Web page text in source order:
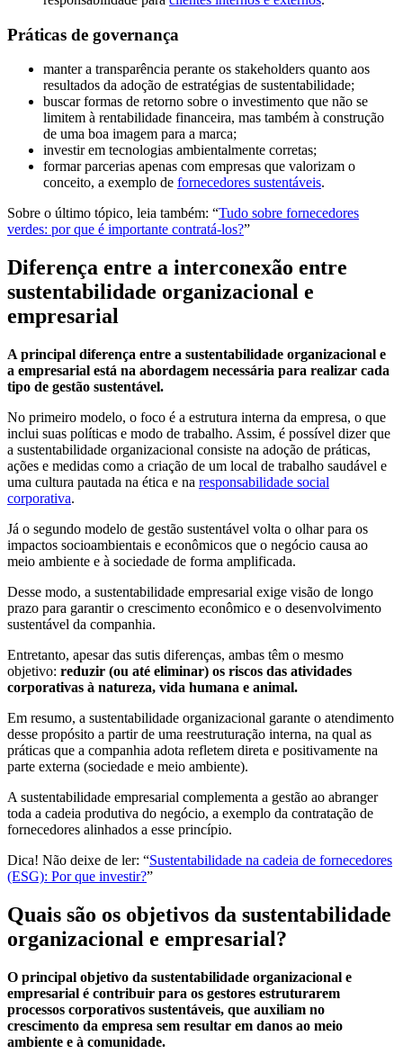
Práticas de governança
manter a transparência perante os stakeholders quanto aos
resultados da adoção de estratégias de sustentabilidade;
buscar formas de retorno sobre o investimento que não se
limitem à rentabilidade financeira, mas também à construção
de uma boa imagem para a marca;
investir em tecnologias ambientalmente corretas;
formar parcerias apenas com empresas que valorizam o
conceito, a exemplo de fornecedores sustentáveis.
Sobre o último tópico, leia também: “Tudo sobre fornecedores
verdes: por que é importante contratá-los?”
Diferença entre a interconexão entre
sustentabilidade organizacional e
empresarial
A principal diferença entre a sustentabilidade organizacional e
a empresarial está na abordagem necessária para realizar cada
tipo de gestão sustentável.
No primeiro modelo, o foco é a estrutura interna da empresa, o que
inclui suas políticas e modo de trabalho. Assim, é possível dizer que
a sustentabilidade organizacional consiste na adoção de práticas,
ações e medidas como a criação de um local de trabalho saudável e
uma cultura pautada na ética e na responsabilidade social
corporativa.
Já o segundo modelo de gestão sustentável volta o olhar para os
impactos socioambientais e econômicos que o negócio causa ao
meio ambiente e à sociedade de forma amplificada.
Desse modo, a sustentabilidade empresarial exige visão de longo
prazo para garantir o crescimento econômico e o desenvolvimento
sustentável da companhia.
Entretanto, apesar das sutis diferenças, ambas têm o mesmo
objetivo: reduzir (ou até eliminar) os riscos das atividades
corporativas à natureza, vida humana e animal.
Em resumo, a sustentabilidade organizacional garante o atendimento
desse propósito a partir de uma reestruturação interna, na qual as
práticas que a companhia adota refletem direta e positivamente na
parte externa (sociedade e meio ambiente).
A sustentabilidade empresarial complementa a gestão ao abranger
toda a cadeia produtiva do negócio, a exemplo da contratação de
fornecedores alinhados a esse princípio.
Dica! Não deixe de ler: “Sustentabilidade na cadeia de fornecedores
(ESG): Por que investir?”
Quais são os objetivos da sustentabilidade
organizacional e empresarial?
O principal objetivo da sustentabilidade organizacional e
empresarial é contribuir para os gestores estruturarem
processos corporativos sustentáveis, que auxiliam no
crescimento da empresa sem resultar em danos ao meio
ambiente e à comunidade.